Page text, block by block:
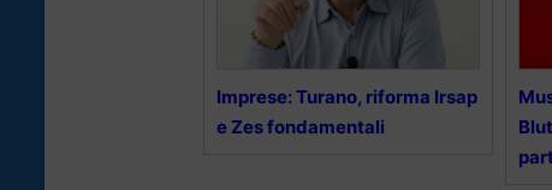
Imprese: Turano, riforma Irsap
e Zes fondamentali